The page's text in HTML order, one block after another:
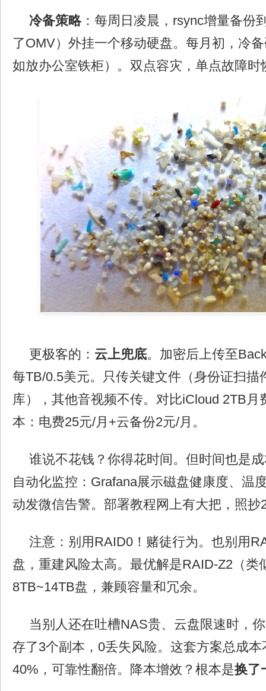
冷备策略 ：每周日凌晨，rsync增量备份
了OMV）外挂一个移动硬盘。每月初，冷
如放办公室铁柜）。双点容灾，单点故障时
更极客的： 云上兜底。加密后上传至
每TB/0.5美元。只传关键文件（身份证扫描
库），其他音视频不传。对比iCloud 2TB月
本：电费25元/月+云备份2元/月。
谁说不花钱？你得花时间。但时间也是
自动化监控：Grafana展示磁盘健康度、温
动发微信告警。部署教程网上有大把，照抄
注意：别用RAID0！赌徒行为。也别用
盘，重建风险太高。最优解是RAID-Z2（类
8TB~14TB盘，兼顾容量和冗余。
当别人还在吐槽NAS贵、云盘限速时，
存了3个副本，0丢失风险。这套方案总成
40%，可靠性翻倍。降本增效？根本是换了